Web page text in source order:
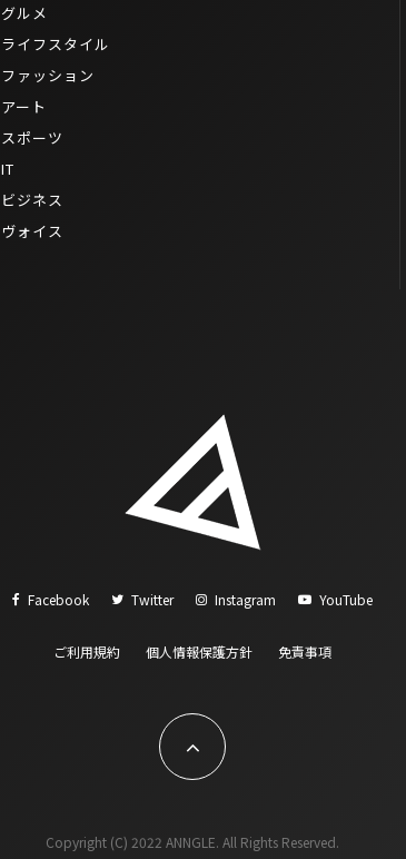
グルメ
ライフスタイル
ファッション
アート
スポーツ
IT
ビジネス
ヴォイス
Facebook Twitter Instagram YouTube
ご利用規約 個人情報保護方針 免責事項
Copyright (C) 2022 ANNGLE. All Rights Reserved.